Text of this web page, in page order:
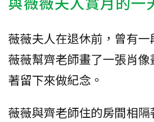
薇薇夫人在退休前，曾有一
薇薇幫齊老師畫了一張肖
著留下來做紀念。
薇薇與齊老師住的房間相